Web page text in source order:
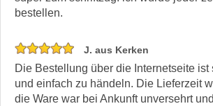
bestellen.
J. aus Kerken
Die Bestellung über die Internetseite ist
und einfach zu händeln. Die Lieferzeit
die Ware war bei Ankunft unversehrt